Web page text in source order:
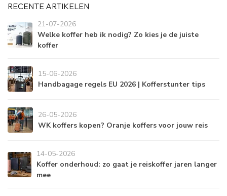
RECENTE ARTIKELEN
21-07-2026
Welke koffer heb ik nodig? Zo kies je de juiste
koffer
15-06-2026
Handbagage regels EU 2026 | Kofferstunter tips
26-05-2026
WK koffers kopen? Oranje koffers voor jouw reis
14-05-2026
Koffer onderhoud: zo gaat je reiskoffer jaren langer
mee